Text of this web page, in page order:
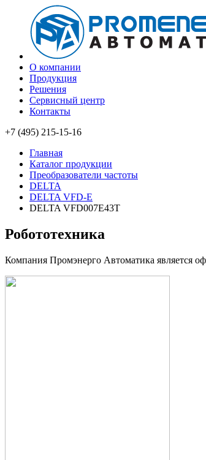
О компании
Продукция
Решения
Сервисный центр
Контакты
+7 (495) 215-15-16
Главная
Каталог продукции
Преобразователи частоты
DELTA
DELTA VFD-E
DELTA VFD007E43T
Робототехника
Компания Промэнерго Автоматика является